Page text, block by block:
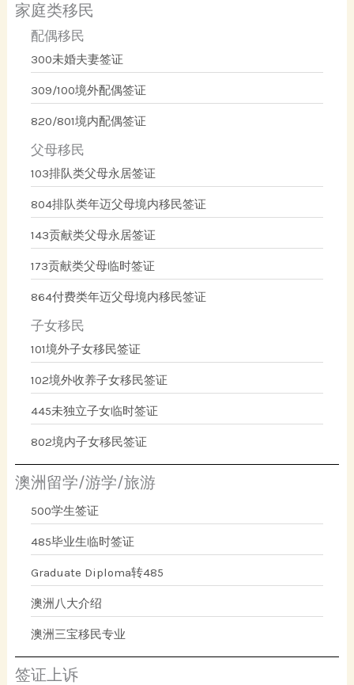
家庭类移民
配偶移民
300未婚夫妻签证
309/100境外配偶签证
820/801境内配偶签证
父母移民
103排队类父母永居签证
804排队类年迈父母境内移民签证
143贡献类父母永居签证
173贡献类父母临时签证
864付费类年迈父母境内移民签证
子女移民
101境外子女移民签证
102境外收养子女移民签证
445未独立子女临时签证
802境内子女移民签证
澳洲留学/游学/旅游
500学生签证
485毕业生临时签证
Graduate Diploma转485
澳洲八大介绍
澳洲三宝移民专业
签证上诉